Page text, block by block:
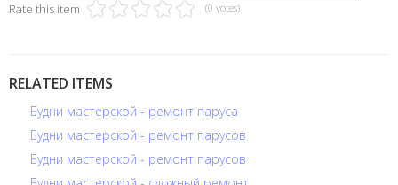
Rate this item (0 votes)
RELATED ITEMS
Будни мастерской - ремонт паруса
Будни мастерской - ремонт парусов
Будни мастерской - ремонт парусов